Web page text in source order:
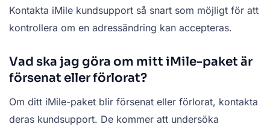
Kontakta iMile kundsupport så snart som möjligt för att
kontrollera om en adressändring kan accepteras.
Vad ska jag göra om mitt iMile-paket är
försenat eller förlorat?
Om ditt iMile-paket blir försenat eller förlorat, kontakta
deras kundsupport. De kommer att undersöka